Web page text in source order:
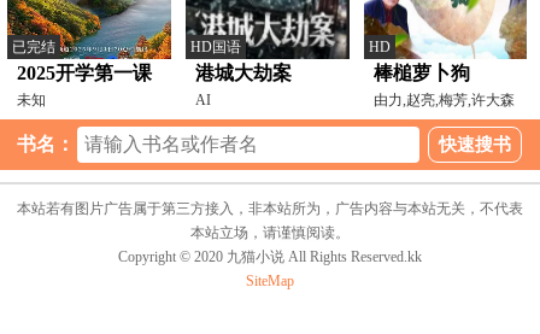
已完结
2025开学第一课
未知
HD国语
港城大劫案
AI
HD
棒槌萝卜狗
由力,赵亮,梅芳,许大森
书名：
本站若有图片广告属于第三方接入，非本站所为，广告内容与本站无关，不代表
本站立场，请谨慎阅读。
Copyright © 2020 九猫小说 All Rights Reserved.kk
SiteMap